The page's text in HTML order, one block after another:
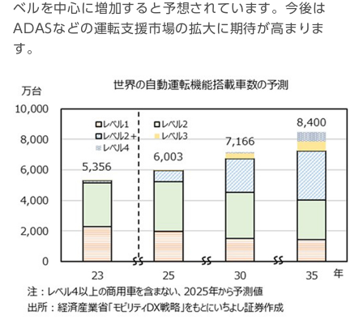
ベルを中心に増加すると予想されています。今後は
ADASなどの運転支援市場の拡大に期待が高まりま
す。